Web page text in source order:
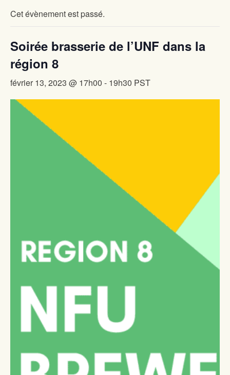
Cet évènement est passé.
Soirée brasserie de l’UNF dans la
région 8
février 13, 2023 @ 17h00 - 19h30 PST